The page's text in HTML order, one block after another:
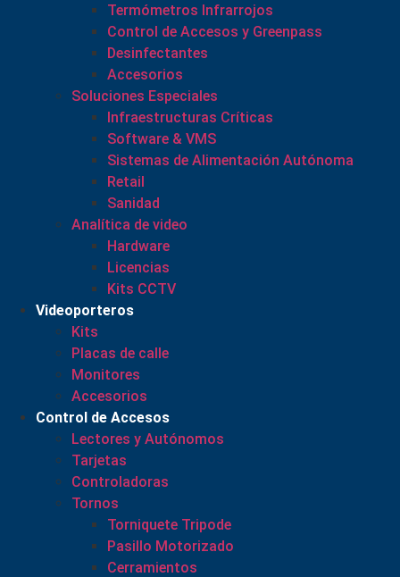
Termómetros Infrarrojos
Control de Accesos y Greenpass
Desinfectantes
Accesorios
Soluciones Especiales
Infraestructuras Críticas
Software & VMS
Sistemas de Alimentación Autónoma
Retail
Sanidad
Analítica de video
Hardware
Licencias
Kits CCTV
Videoporteros
Kits
Placas de calle
Monitores
Accesorios
Control de Accesos
Lectores y Autónomos
Tarjetas
Controladoras
Tornos
Torniquete Tripode
Pasillo Motorizado
Cerramientos